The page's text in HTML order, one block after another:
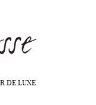
DE LUXE